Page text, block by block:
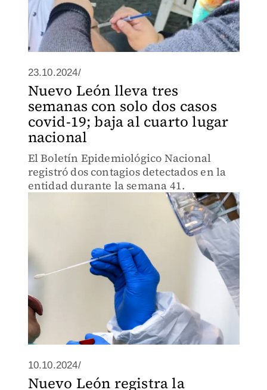
23.10.2024/
Nuevo León lleva tres
semanas con solo dos casos
covid-19; baja al cuarto lugar
nacional
El Boletín Epidemiológico Nacional
registró dos contagios detectados en la
entidad durante la semana 41.
10.10.2024/
Nuevo León registra la